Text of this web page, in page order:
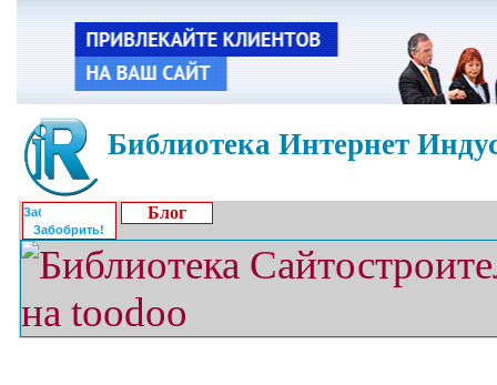
Библиотека Интернет
Забобрить!
Блог